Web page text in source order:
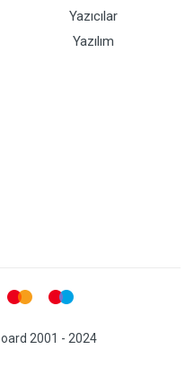
Yazıcılar
Yazılım
2001 - 2024